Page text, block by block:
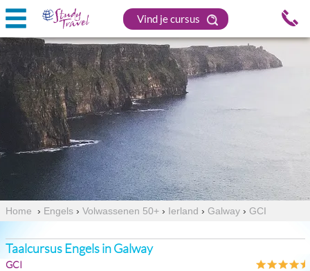
Vind je cursus
Home › Engels › Volwassenen 50+ › Ierland › Galway › GCI
Taalcursus Engels in Galway
GCI